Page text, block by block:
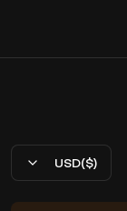
USD($)